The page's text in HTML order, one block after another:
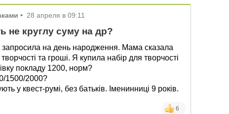
• 28 апреля в 09:11
не круглу суму на др?
запросила на день народження. Мама сказала
та гроші. Я купила набір для творчості
покладу 1200, норм?
1500/2000?
у квест-румі, без батьків. Іменинниці 9 років.
6